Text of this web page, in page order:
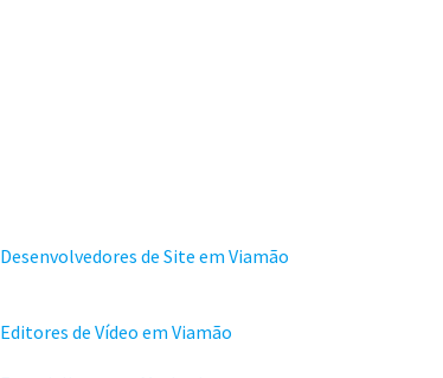
Desenvolvedores de Site em Viamão
Editores de Vídeo em Viamão